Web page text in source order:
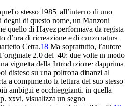
stesso 1985, all’interno di uno
di questo nome, un Manzoni
quello di Hayez performava da regista
d’ora di ricreazione e di canzonatura
Cetra.18 Ma soprattutto, l’autore
2.0 del ’40: due volte in modo
vignetta della Introduzione: dapprima
disteso su una poltrona dinanzi al
a compimento la lettura del suo stesso
ambigui e occhieggianti, in quella
xxvi, visualizza un segno